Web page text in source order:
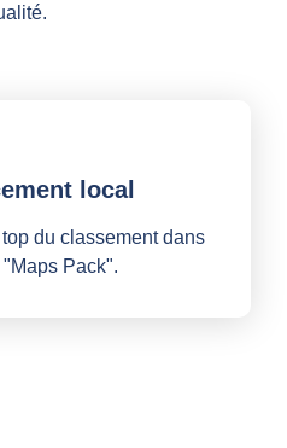
local
du classement dans
"Maps Pack".